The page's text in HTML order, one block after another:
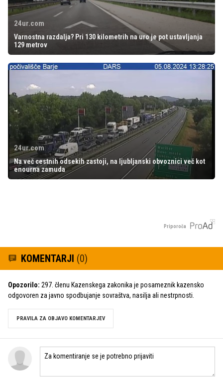
24ur.com
Varnostna razdalja? Pri 130 kilometrih na uro je pot ustavljanja
129 metrov
24ur.com
Na več cestnih odsekih zastoji, na ljubljanski obvoznici več kot
enourna zamuda
Priporoča
KOMENTARJI (0)
Opozorilo: 297. členu Kazenskega zakonika je posameznik kazensko
odgovoren za javno spodbujanje sovraštva, nasilja ali nestrpnosti.
PRAVILA ZA OBJAVO KOMENTARJEV